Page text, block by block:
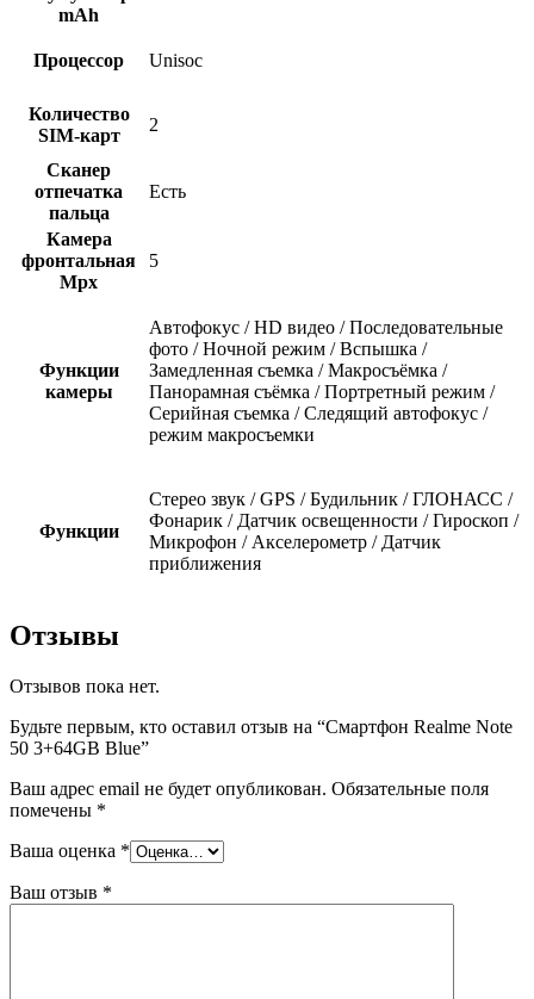
mAh
Процессор Unisoc
Количество
SIM-карт
2
Сканер
отпечатка
пальца
Есть
Камера
фронтальная
Mpx
5
Функции
камеры
Автофокус / HD видео / Последовательные
фото / Ночной режим / Вспышка /
Замедленная съемка / Макросъёмка /
Панорамная съёмка / Портретный режим /
Серийная съемка / Следящий автофокус /
режим макросъемки
Функции
Стерео звук / GPS / Будильник / ГЛОНАСС /
Фонарик / Датчик освещенности / Гироскоп /
Микрофон / Акселерометр / Датчик
приближения
Отзывы
Отзывов пока нет.
Будьте первым, кто оставил отзыв на “Смартфон Realme Note
50 3+64GB Blue”
Ваш адрес email не будет опубликован. Обязательные поля
помечены *
Ваша оценка *
Ваш отзыв *